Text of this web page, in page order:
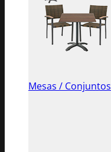
Mesas / Conjuntos